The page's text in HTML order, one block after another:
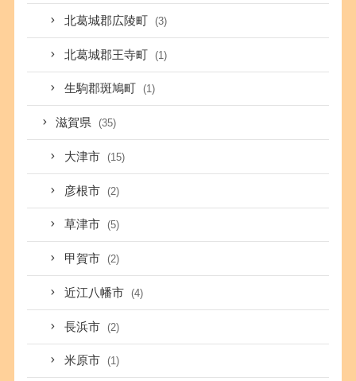
北葛城郡広陵町 (3)
北葛城郡王寺町 (1)
生駒郡斑鳩町 (1)
滋賀県 (35)
大津市 (15)
彦根市 (2)
草津市 (5)
甲賀市 (2)
近江八幡市 (4)
長浜市 (2)
米原市 (1)